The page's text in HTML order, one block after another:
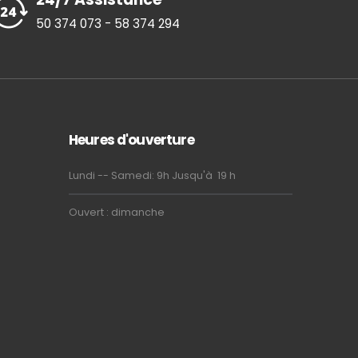
50 374 073 - 58 374 294
Heures d'ouverture
Lundi -- Samedi: 9h Jusqu'à 19 h
Ouvert : dimanche